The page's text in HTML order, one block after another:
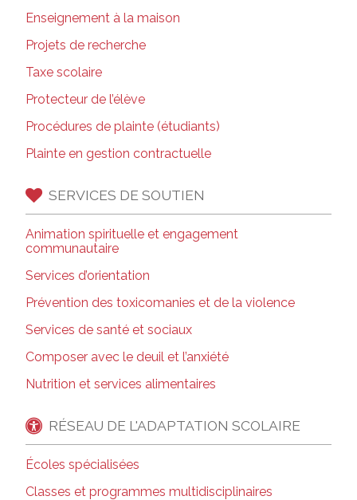
Enseignement à la maison
Projets de recherche
Taxe scolaire
Protecteur de l’élève
Procédures de plainte (étudiants)
Plainte en gestion contractuelle
SERVICES DE SOUTIEN
Animation spirituelle et engagement
communautaire
Services d’orientation
Prévention des toxicomanies et de la violence
Services de santé et sociaux
Composer avec le deuil et l’anxiété
Nutrition et services alimentaires
RÉSEAU DE L'ADAPTATION SCOLAIRE
Écoles spécialisées
Classes et programmes multidisciplinaires